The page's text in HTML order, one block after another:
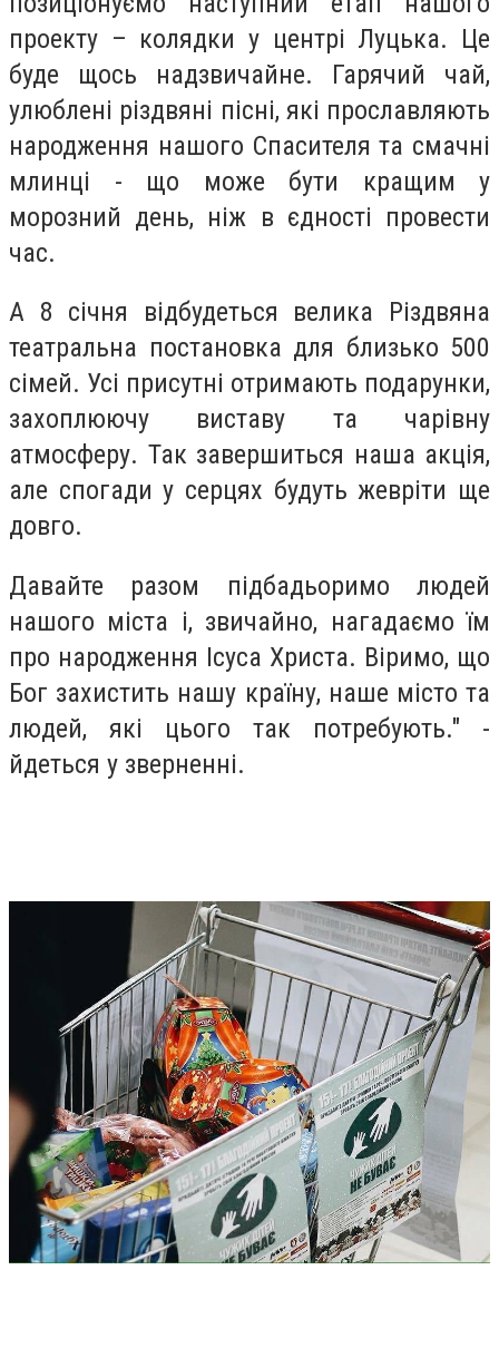
проекту – колядки у центрі Луцька. Це
буде щось надзвичайне. Гарячий чай,
улюблені різдвяні пісні, які прославляють
народження нашого Спасителя та смачні
млинці - що може бути кращим у
морозний день, ніж в єдності провести
час.
А 8 січня відбудеться велика Різдвяна
театральна постановка для близько 500
сімей. Усі присутні отримають подарунки,
захоплюючу виставу та чарівну
атмосферу. Так завершиться наша акція,
але спогади у серцях будуть жевріти ще
довго.
Давайте разом підбадьоримо людей
нашого міста і, звичайно, нагадаємо їм
про народження Ісуса Христа. Віримо, що
Бог захистить нашу країну, наше місто та
людей, які цього так потребують." -
йдеться у зверненні.